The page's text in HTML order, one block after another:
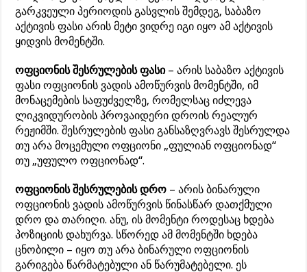
გარკვეული პერიოდის გასვლის შემდეგ, საბაზო
აქტივის ფასი არის მეტი ვიდრე იგი იყო ამ აქტივის
ყიდვის მომენტში.
ოფციონის შესრულების ფასი– არის საბაზო აქტივის
ფასი ოფციონის ვადის ამოწურვის მომენტში, იმ
მონაცემების საფუძველზე, რომელსაც იძლევა
ლიკვიდურობის პროვაიდერი დროის რეალურ
რეჟიმში. შესრულების ფასი განსაზღვრავს შესრულდა
თუ არა მოცემული ოფციონი „ფულიან ოფციონად“
თუ „უფულო ოფციონად“.
ოფციონის შესრულების დრო – არის ბინარული
ოფციონის ვადის ამოწურვის წინასწარ დათქმული
დრო და თარიღი. ანუ, ის მომენტი როდესაც ხდება
პოზიციის დახურვა. სწორედ ამ მომენტში ხდება
ცნობილი – იყო თუ არა ბინარული ოფციონის
გარიგება წარმატებული ან წარუმატებელი. ეს